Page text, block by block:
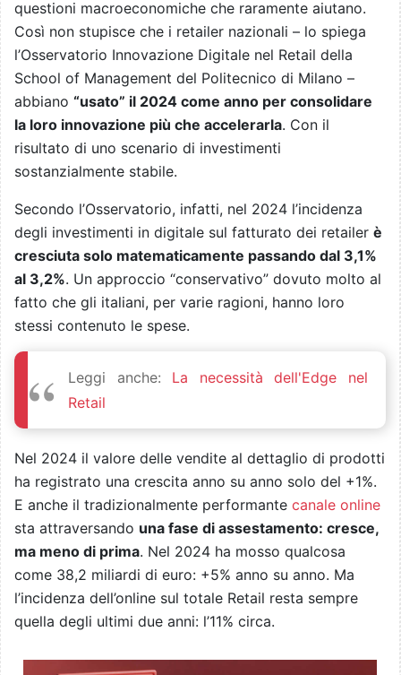
questioni macroeconomiche che raramente aiutano.
Così non stupisce che i retailer nazionali – lo spiega
l’Osservatorio Innovazione Digitale nel Retail della
School of Management del Politecnico di Milano –
abbiano “usato” il 2024 come anno per consolidare
la loro innovazione più che accelerarla. Con il
risultato di uno scenario di investimenti
sostanzialmente stabile.
Secondo l’Osservatorio, infatti, nel 2024 l’incidenza
degli investimenti in digitale sul fatturato dei retailer è
cresciuta solo matematicamente passando dal 3,1%
al 3,2%. Un approccio “conservativo” dovuto molto al
fatto che gli italiani, per varie ragioni, hanno loro
stessi contenuto le spese.
Leggi anche: La necessità dell'Edge nel
Retail
Nel 2024 il valore delle vendite al dettaglio di prodotti
ha registrato una crescita anno su anno solo del +1%.
E anche il tradizionalmente performante canale online
sta attraversando una fase di assestamento: cresce,
ma meno di prima. Nel 2024 ha mosso qualcosa
come 38,2 miliardi di euro: +5% anno su anno. Ma
l’incidenza dell’online sul totale Retail resta sempre
quella degli ultimi due anni: l’11% circa.